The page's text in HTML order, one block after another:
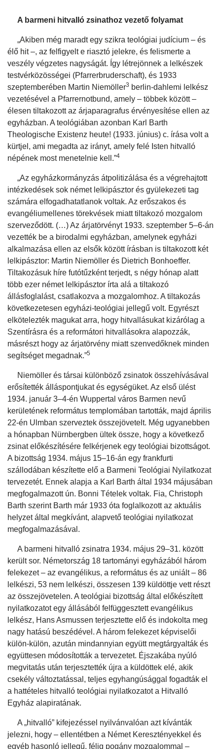
A barmeni hitvalló zsinathoz vezető folyamat
„Akiben még maradt egy szikra teológiai judícium – és
élő hit –, az felfigyelt e riasztó jelekre, és felismerte a
veszély végzetes nagyságát. Így létrejönnek a lelkészek
testvérközösségei (Pfarrerbruderschaft), és 1933
szeptemberében Martin Niemöller3 berlin-dahlemi lelkész
vezetésével a Pfarrernotbund, amely – többek között –
élesen tiltakozott az árjaparagrafus érvényesítése ellen az
egyházban. A teológiában azonban Karl Barth
Theologische Existenz heute! (1933. június) c. írása volt a
kürtjel, ami megadta az irányt, amely felé Isten hitvalló
népének most menetelnie kell.”4
„Az egyházkormányzás átpolitizálása és a végrehajtott
intézkedések sok német lelkipásztor és gyülekezeti tag
számára elfogadhatatlanok voltak. Az erőszakos és
evangéliumellenes törekvések miatt tiltakozó mozgalom
szerveződött. (…) Az árjatörvényt 1933. szeptember 5–6-án
vezették be a birodalmi egyházban, amelynek egyházi
alkalmazása ellen az elsők között írásban is tiltakozott két
lelkipásztor: Martin Niemöller és Dietrich Bonhoeffer.
Tiltakozásuk híre futótűzként terjedt, s négy hónap alatt
több ezer német lelkipásztor írta alá a tiltakozó
állásfoglalást, csatlakozva a mozgalomhoz. A tiltakozás
következetesen egyházi-teológiai jellegű volt. Egyrészt
elkötelezték magukat arra, hogy hitvallásukat kizárólag a
Szentírásra és a reformátori hitvallásokra alapozzák,
másrészt hogy az árjatörvény miatt szenvedőknek minden
segítséget megadnak.”5
Niemöller és társai különböző zsinatok összehívásával
erősítették álláspontjukat és egységüket. Az első ülést
1934. január 3–4-én Wuppertal város Barmen nevű
kerületének református templomában tartották, majd április
22-én Ulmban szerveztek összejövetelt. Még ugyanebben
a hónapban Nürnbergben ültek össze, hogy a következő
zsinat előkészítésére felkérjenek egy teológiai bizottságot.
A bizottság 1934. május 15–16-án egy frankfurti
szállodában készítette elő a Barmeni Teológiai Nyilatkozat
tervezetét. Ennek alapja a Karl Barth által 1934 májusában
megfogalmazott ún. Bonni Tételek voltak. Fia, Christoph
Barth szerint Barth már 1933 óta foglalkozott az aktuális
helyzet által megkívánt, alapvető teológiai nyilatkozat
megfogalmazásával.
A barmeni hitvalló zsinatra 1934. május 29–31. között
került sor. Németország 18 tartományi egyházából három
felekezet – az evangélikus, a református és az uniált – 86
lelkészi, 53 nem lelkészi, összesen 139 küldöttje vett részt
az összejövetelen. A teológiai bizottság által előkészített
nyilatkozatot egy állásából felfüggesztett evangélikus
lelkész, Hans Asmussen terjesztette elő és indokolta meg
nagy hatású beszédével. A három felekezet képviselői
külön-külön, azután mindannyian együtt megtárgyalták és
együttesen módosították a tervezetet. Éjszakába nyúló
megvitatás után terjesztették újra a küldöttek elé, akik
csekély változtatással, teljes egyhangúsággal fogadták el
a hattételes hitvalló teológiai nyilatkozatot a Hitvalló
Egyház alapiratának.
A „hitvalló” kifejezéssel nyilvánvalóan azt kívánták
jelezni, hogy – ellentétben a Német Keresztényekkel és
egyéb hasonló jellegű, félig pogány mozgalommal –